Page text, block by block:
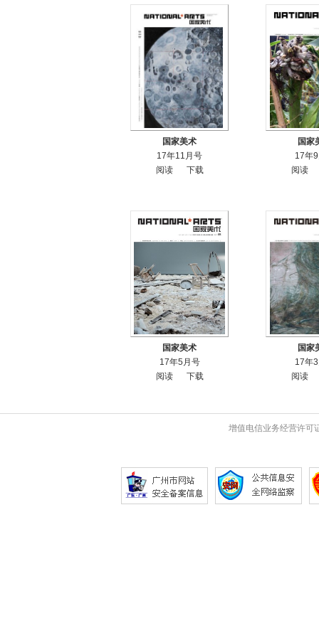
国家美术
17年11月号
阅读
下载
国家
17年
阅读
国家美术
17年5月号
阅读
下载
国家
17年
阅读
增值电信业务经营许